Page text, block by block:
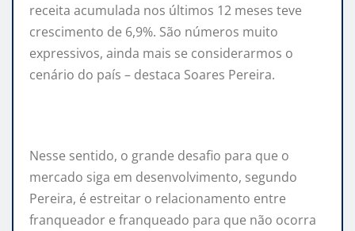
receita acumulada nos últimos 12 meses teve
crescimento de 6,9%. São números muito
expressivos, ainda mais se considerarmos o
cenário do país – destaca Soares Pereira.
Nesse sentido, o grande desafio para que o
mercado siga em desenvolvimento, segundo
Pereira, é estreitar o relacionamento entre
franqueador e franqueado para que não ocorra